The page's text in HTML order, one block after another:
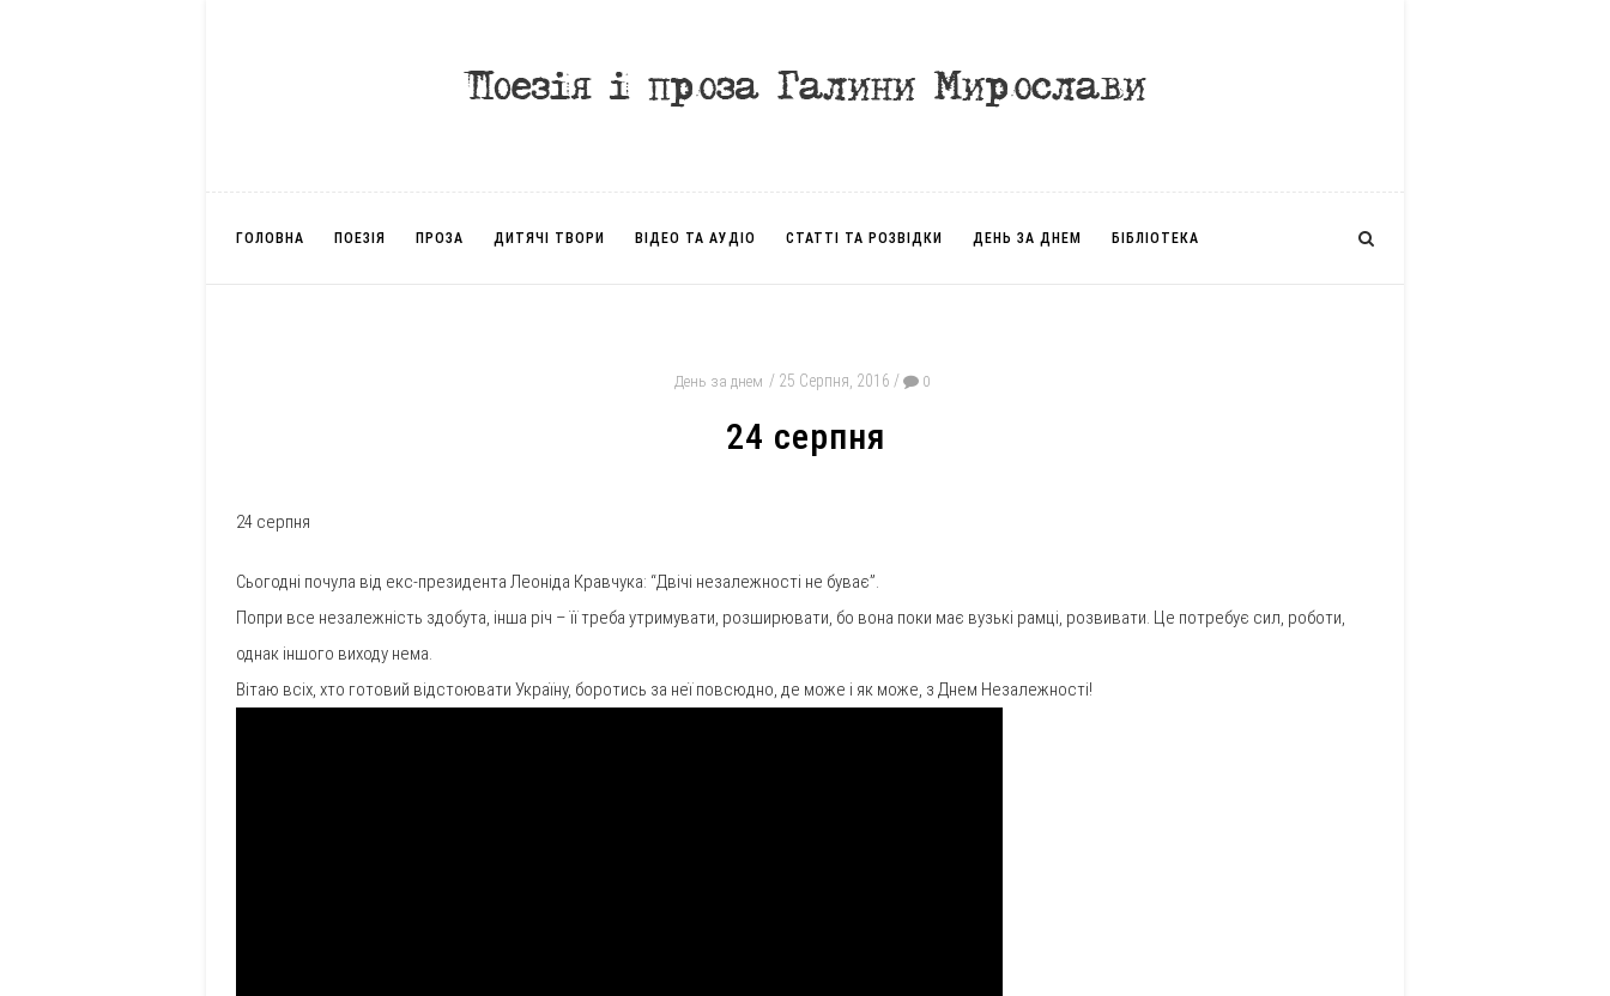
ГОЛОВНА ПОЕЗІЯ ПРОЗА ДИТЯЧІ ТВОРИ ВІДЕО ТА АУДІО СТАТТІ ТА РОЗВІДКИ ДЕНЬ ЗА ДНЕМ БІБЛІОТЕКА
День за днем 25 Серпня, 2016 0
24 серпня
24 серпня
Сьогодні почула від екс-президента Леоніда Кравчука: “Двічі незалежності не буває”.
Попри все незалежність здобута, інша річ – її треба утримувати, розширювати, бо вона поки має вузькі рамці, розвивати. Це потребує сил, роботи,
однак іншого виходу нема.
Вітаю всіх, хто готовий відстоювати Україну, боротись за неї повсюдно, де може і як може, з Днем Незалежності!